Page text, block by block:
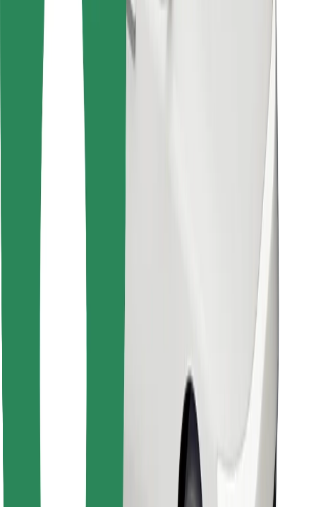
Kolačići
Sigurnost
Zatraži vožnju i putuj kroz nekoliko minuta!
Pronađi svoje najdraže jelo!
Preuzmi aplikaciju Bolt Food